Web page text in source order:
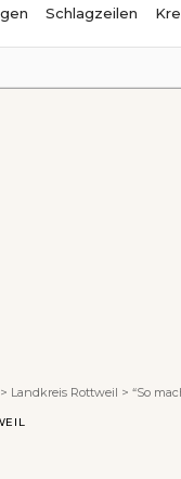
Schlagzeilen
> Landkreis Rottweil > “So macht